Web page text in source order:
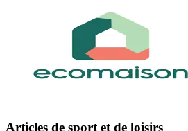
Articles de sport et de loisirs